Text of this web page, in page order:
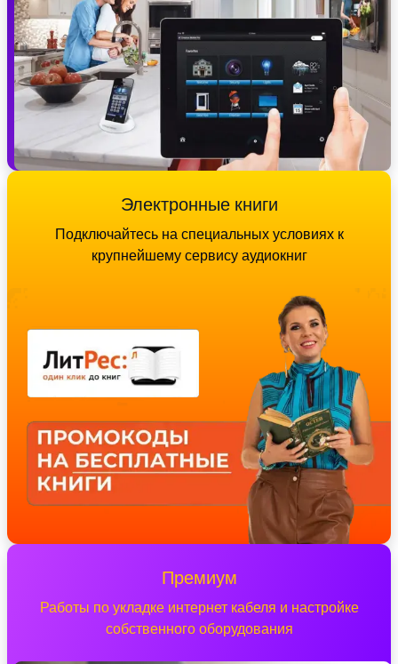
Электронные книги
Подключайтесь на специальных условиях к
крупнейшему сервису аудиокниг
Премиум
Работы по укладке интернет кабеля и настройке
собственного оборудования